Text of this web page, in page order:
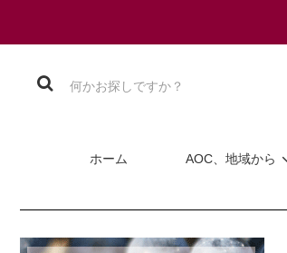
ホーム AOC、地域から